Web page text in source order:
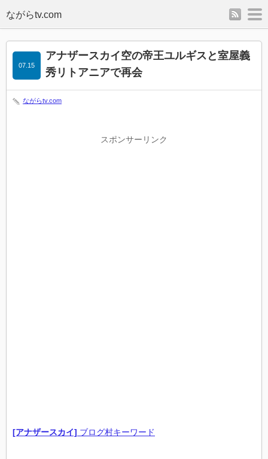
rss
アナザースカイ空の帝王ユルギスと室屋義
秀リトアニアで再会
07.15
ながらtv.com
スポンサーリンク
[アナザースカイ] ブログ村キーワード